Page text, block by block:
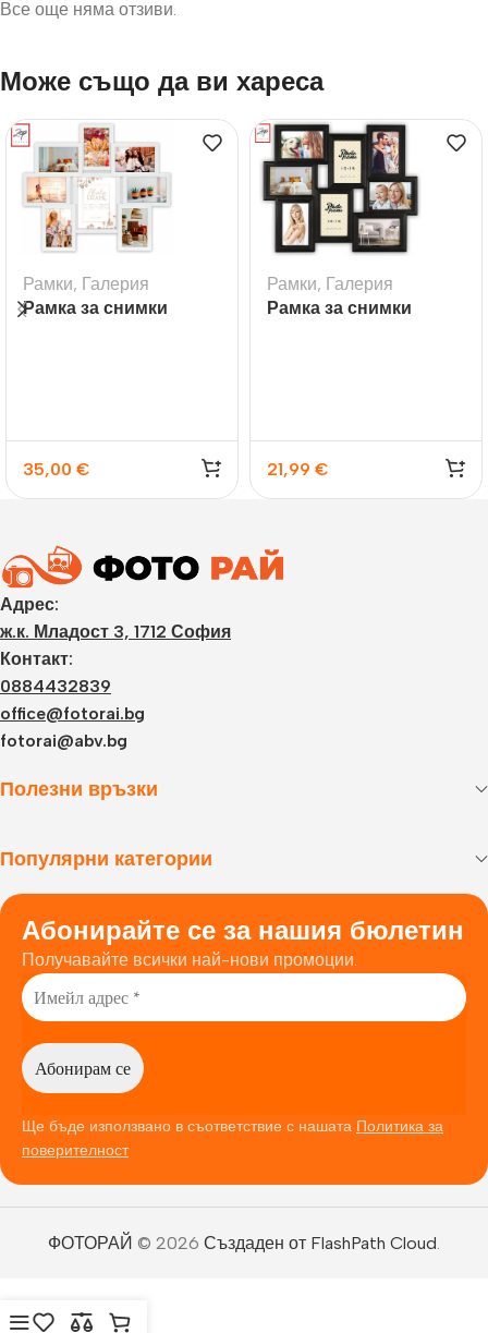
Все още няма отзиви.
Може също да ви хареса
Рамки, Галерия
Рамка за снимки
35,00 €
Рамки, Галерия
Рамка за снимки
21,99 €
Адрес:
ж.к. Младост 3, 1712 София
Контакт:
0884432839
office@fotorai.bg
fotorai@abv.bg
Полезни връзки
Популярни категории
Абонирайте се за нашия бюлетин
Получавайте всички най-нови промоции.
Ще бъде използвано в съответствие с нашата Политика за
поверителност
ФОТОРАЙ © 2026 Създаден от FlashPath Cloud.